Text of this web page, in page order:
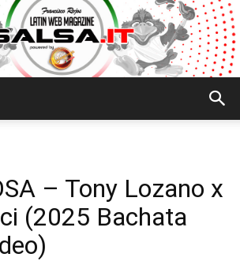
– Tony Lozano x
(2025 Bachata